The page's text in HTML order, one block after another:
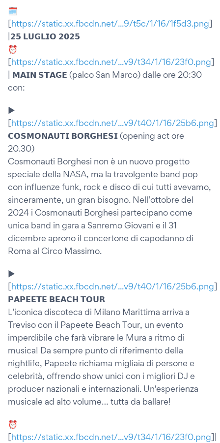
🗓
[https://static.xx.fbcdn.net/...9/t5c/1/16/1f5d3.png]
|𝟮𝟱 𝗟𝗨𝗚𝗟𝗜𝗢 𝟮𝟬𝟮𝟱
⏰
[https://static.xx.fbcdn.net/...v9/t34/1/16/23f0.png]
| 𝗠𝗔𝗜𝗡 𝗦𝗧𝗔𝗚𝗘 (palco San Marco) dalle ore 20:30
con:
▶️
[https://static.xx.fbcdn.net/...v9/t40/1/16/25b6.png]
𝗖𝗢𝗦𝗠𝗢𝗡𝗔𝗨𝗧𝗜 𝗕𝗢𝗥𝗚𝗛𝗘𝗦𝗜 (opening act ore
20.30)
Cosmonauti Borghesi non è un nuovo progetto
speciale della NASA, ma la travolgente band pop
con influenze funk, rock e disco di cui tutti avevamo,
sinceramente, un gran bisogno. Nell’ottobre del
2024 i Cosmonauti Borghesi partecipano come
unica band in gara a Sanremo Giovani e il 31
dicembre aprono il concertone di capodanno di
Roma al Circo Massimo.
▶️
[https://static.xx.fbcdn.net/...v9/t40/1/16/25b6.png]
𝗣𝗔𝗣𝗘𝗘𝗧𝗘 𝗕𝗘𝗔𝗖𝗛 𝗧𝗢𝗨𝗥
L’iconica discoteca di Milano Marittima arriva a
Treviso con il Papeete Beach Tour, un evento
imperdibile che farà vibrare le Mura a ritmo di
musica! Da sempre punto di riferimento della
nightlife, Papeete richiama migliaia di persone e
celebrità, offrendo show unici con i migliori DJ e
producer nazionali e internazionali. Un'esperienza
musicale ad alto volume… tutta da ballare!
⏰
[https://static.xx.fbcdn.net/...v9/t34/1/16/23f0.png]|